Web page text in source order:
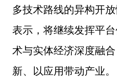
多技术路线的异构开
表示，将继续发挥平
术与实体经济深度融
新、以应用带动产业。